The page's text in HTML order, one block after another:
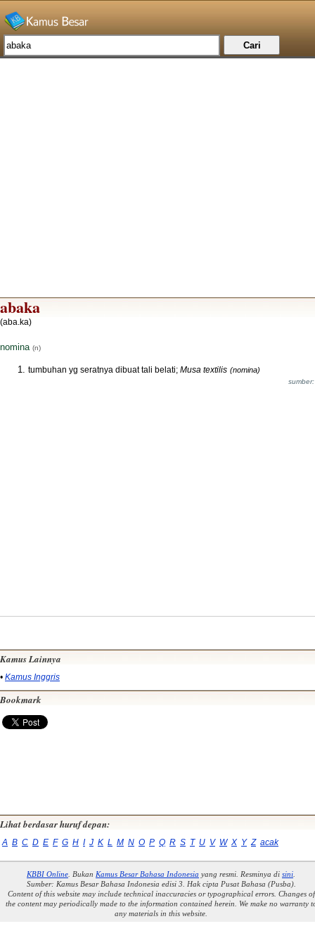
abaka
(aba.ka)
nomina (n)
tumbuhan yg seratnya dibuat tali belati; Musa textilis (nomina)
Kamus Lainnya
• Kamus Inggris
Bookmark
Lihat berdasar huruf depan:
A B C D E F G H I J K L M N O P Q R S T U V W X Y Z acak
KBBI Online . Bukan Kamus Besar Bahasa Indonesia yang resmi. Resminya di sini
Sumber: Kamus Besar Bahasa Indonesia edisi 3. Hak cipta Pusat Bahasa (Pusba).
Content of this website may include technical inaccuracies or typographical errors. Changes of
the content may periodically made to the information contained herein. We make no warranty
any materials in this website.